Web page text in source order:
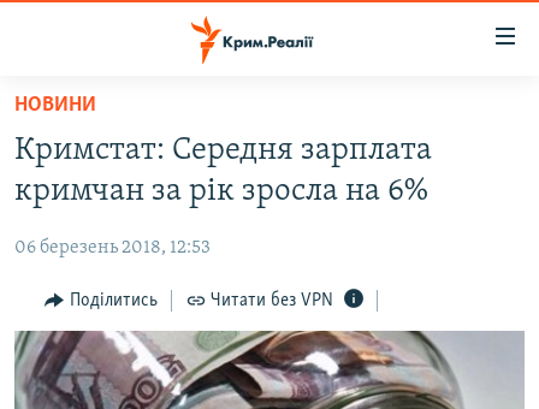
Перейти
основного
матеріалу
Перейти
до
навігації
Перейти
до
пошуку
ВОДА.КРИМ
ВІДЕО ТА ФОТО
ПОЛІТИКА
БЛОГИ
ПОГЛЯД
ІНТЕРВ'Ю
НОВИНИ
Кримстат: Середня зарплата
кримчан за рік зросла на 6%
06 березень 2018, 12:53
Поділитись Читати без VPN